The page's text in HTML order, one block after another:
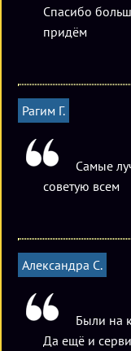
Спасибо
придём
Рагим Г.
Самые
советую всем
Александра С.
Были на
Да ещё и